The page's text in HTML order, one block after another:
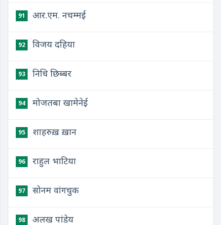
91 आर.एम. नचम्मई
92 विजय दहिया
93 निधि छिब्बर
94 मोजतबा खामेनेई
95 शाहरुख़ ख़ान
96 राहुल भाटिया
97 सोनम वांगचुक
98 अलख पांडेय